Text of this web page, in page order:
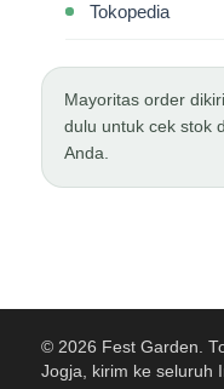
Tokopedia
Mayoritas order
dulu untuk cek stok
Anda.
© 2026 Fest Garden.
Jogja, kirim ke seluruh